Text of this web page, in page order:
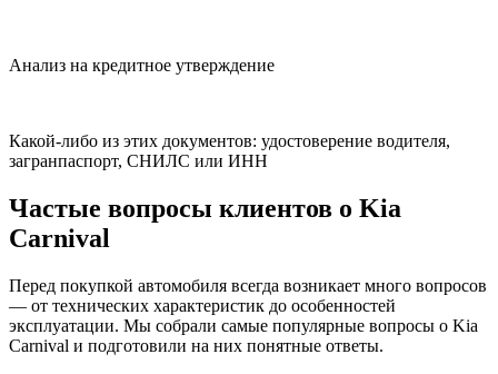
Анализ на кредитное утверждение
Какой-либо из этих документов: удостоверение водителя,
загранпаспорт, СНИЛС или ИНН
Частые вопросы клиентов о Kia
Carnival
Перед покупкой автомобиля всегда возникает много вопросов
— от технических характеристик до особенностей
эксплуатации. Мы собрали самые популярные вопросы о Kia
Carnival и подготовили на них понятные ответы.